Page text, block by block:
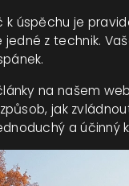
k úspěchu je
z technik.
na našem
jak
a účinný